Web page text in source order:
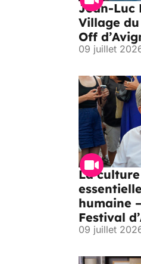
Jean-Luc
Village
Off
09 juillet
La
humaine
Festival
09 juillet